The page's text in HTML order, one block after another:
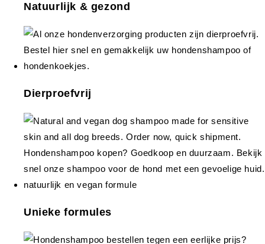
Natuurlijk & gezond
Dierproefvrij
Unieke formules